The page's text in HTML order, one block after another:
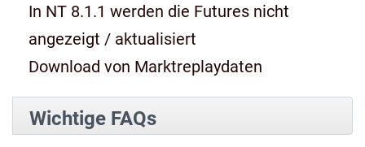
In NT 8.1.1 werden die Futures nicht
angezeigt / aktualisiert
Download von Marktreplaydaten
Wichtige FAQs